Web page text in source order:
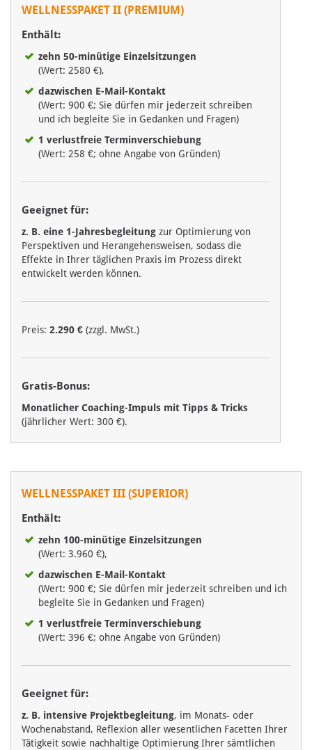
WELLNESSPAKET II (PREMIUM)
Enthält:
zehn 50-minütige Einzelsitzungen
(Wert: 2580 €),
dazwischen E-Mail-Kontakt
(Wert: 900 €; Sie dürfen mir jederzeit schreiben
und ich begleite Sie in Gedanken und Fragen)
1 verlustfreie Terminverschiebung
(Wert: 258 €; ohne Angabe von Gründen)
Geeignet für:
z. B. eine 1-Jahresbegleitung zur Optimierung von
Perspektiven und Herangehensweisen, sodass die
Effekte in Ihrer täglichen Praxis im Prozess direkt
entwickelt werden können.
Preis: 2.290 € (zzgl. MwSt.)
Gratis-Bonus:
Monatlicher Coaching-Impuls mit Tipps & Tricks
(jährlicher Wert: 300 €).
WELLNESSPAKET III (SUPERIOR)
Enthält:
zehn 100-minütige Einzelsitzungen
(Wert: 3.960 €),
dazwischen E-Mail-Kontakt
(Wert: 900 €; Sie dürfen mir jederzeit schreiben und ich
begleite Sie in Gedanken und Fragen)
1 verlustfreie Terminverschiebung
(Wert: 396 €; ohne Angabe von Gründen)
Geeignet für:
z. B. intensive Projektbegleitung, im Monats- oder
Wochenabstand, Reflexion aller wesentlichen Facetten Ihrer
Tätigkeit sowie nachhaltige Optimierung Ihrer sämtlichen